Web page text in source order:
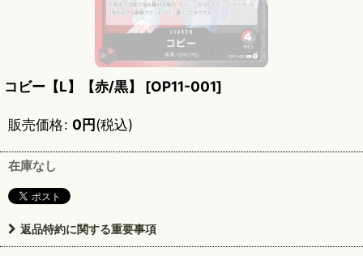
コビー【L】【赤/黒】 [OP11-001]
販売価格: 0円(税込)
在庫なし
返品特約に関する重要事項